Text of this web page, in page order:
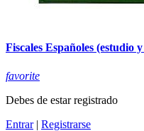
Fiscales Españoles (estudio
favorite
Debes de estar registrado
Entrar| Registrarse